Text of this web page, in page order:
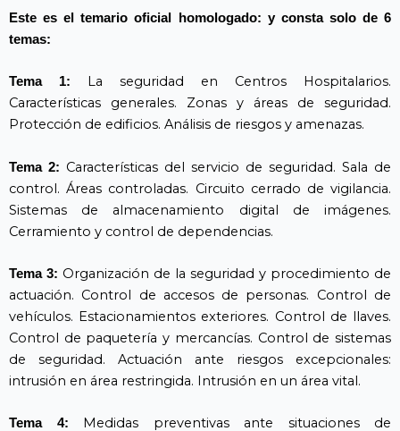
Este es el temario oficial homologado: y consta solo de 6
temas:
Tema 1:
La seguridad en Centros Hospitalarios.
Características generales. Zonas y áreas de seguridad.
Protección de edificios. Análisis de riesgos y amenazas.
Tema 2: Características del servicio de seguridad. Sala de
control. Áreas controladas. Circuito cerrado de vigilancia.
Sistemas de almacenamiento digital de imágenes.
Cerramiento y control de dependencias.
Tema 3: Organización de la seguridad y procedimiento de
actuación. Control de accesos de personas. Control de
vehículos. Estacionamientos exteriores. Control de llaves.
Control de paquetería y mercancías. Control de sistemas
de seguridad. Actuación ante riesgos excepcionales:
intrusión en área restringida. Intrusión en un área vital.
Tema 4: Medidas preventivas ante situaciones de